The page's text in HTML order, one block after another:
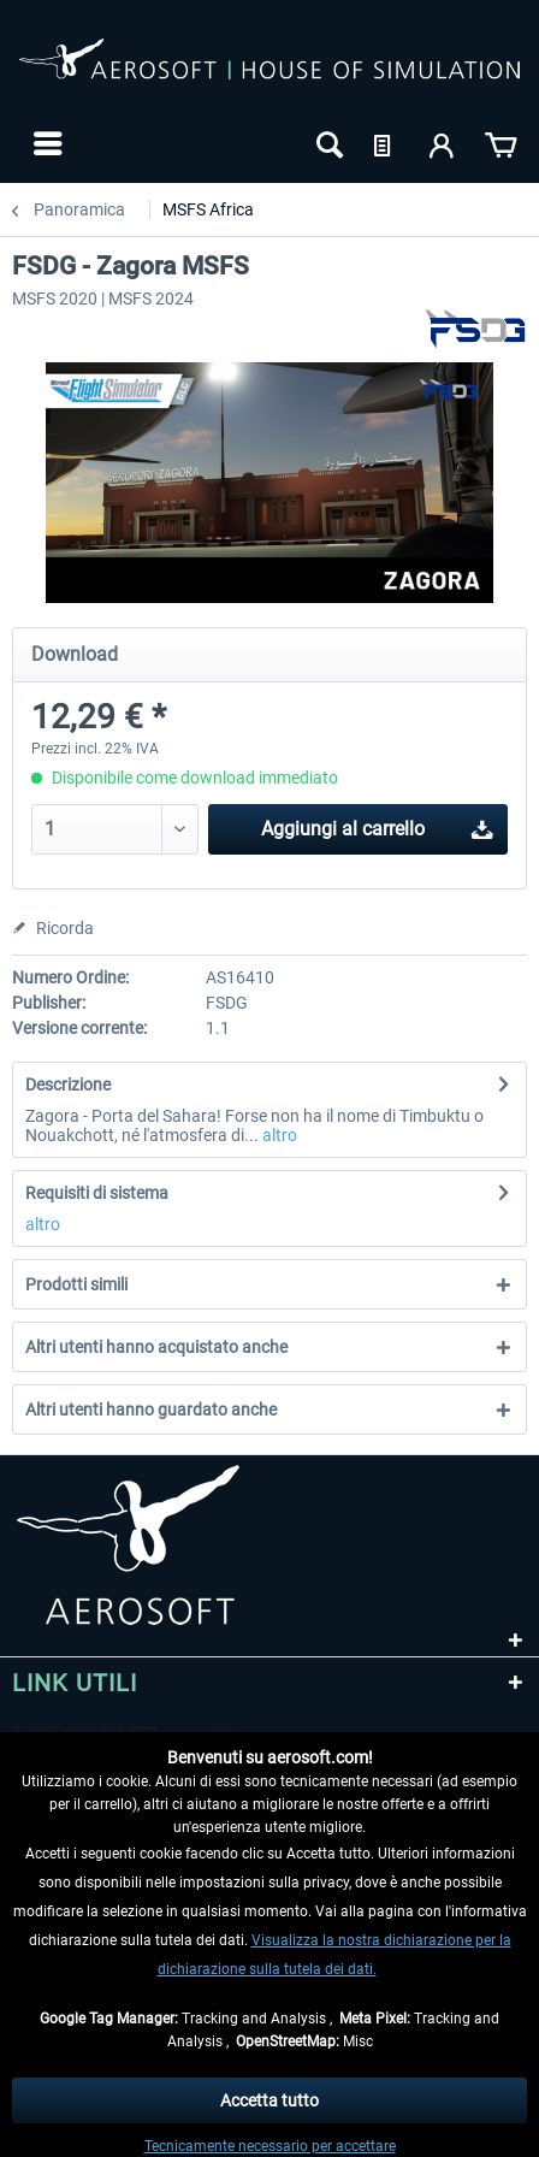
Panoramica MSFS Africa
FSDG - Mauritius MSFS
30,50 € *
FSDG - Accra MSFS
FSDG - Zagora MSFS
MSFS 2020 | MSFS 2024
Download
12,29 € *
Prezzi incl. 22% IVA
Disponibile come download immediato
Aggiungi al carrello
Ricorda
Numero Ordine:
AS16410
Publisher:
FSDG
Versione corrente:
1.1
Descrizione
Zagora - Porta del Sahara! Forse non ha il nome di Timbuktu o
Nouakchott, né l'atmosfera di... altro
Requisiti di sistema
altro
Prodotti simili
Altri utenti hanno acquistato anche
Altri utenti hanno guardato anche
LINK UTILI
RECEDERE DAL CONTRATTO
INFORMAZIONI
eventualmente le spese di spedizione, se non diversamente descritto.
** Riguarda le spedizioni al di fuori della Germania, i tempi di consegna per le
Benvenuti su aerosoft.com!
Utilizziamo i cookie. Alcuni di essi sono tecnicamente necessari (ad esempio
per il carrello), altri ci aiutano a migliorare le nostre offerte e a offrirti
un'esperienza utente migliore.
Accetti i seguenti cookie facendo clic su Accetta tutto. Ulteriori informazioni
sono disponibili nelle impostazioni sulla privacy, dove è anche possibile
modificare la selezione in qualsiasi momento. Vai alla pagina con l'informativa
dichiarazione sulla tutela dei dati. Visualizza la nostra dichiarazione per la
dichiarazione sulla tutela dei dati.
Google Tag Manager: Tracking and Analysis , Meta Pixel: Tracking and
Analysis , OpenStreetMap:Misc
Tecnicamente necessario per accettare
Accetta tutto